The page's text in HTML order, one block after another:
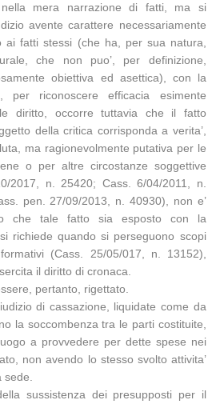
mera narrazione di fatti, ma si
avente carattere necessariamente
ai fatti stessi (che ha, per sua natura,
che non puo’, per definizione,
obiettiva ed asettica), con la
per riconoscere efficacia esimente
diritto, occorre tuttavia che il fatto
della critica corrisponda a verita’,
ma ragionevolmente putativa per le
o per altre circostanze soggettive
2017, n. 25420; Cass. 6/04/2011, n.
pen. 27/09/2013, n. 40930), non e’
che tale fatto sia esposto con la
richiede quando si perseguono scopi
(Cass. 25/05/017, n. 13152),
il diritto di cronaca.
pertanto, rigettato.
di cassazione, liquidate come da
la soccombenza tra le parti costituite,
a provvedere per dette spese nei
non avendo lo stesso svolto attivita’
sussistenza dei presupposti per il